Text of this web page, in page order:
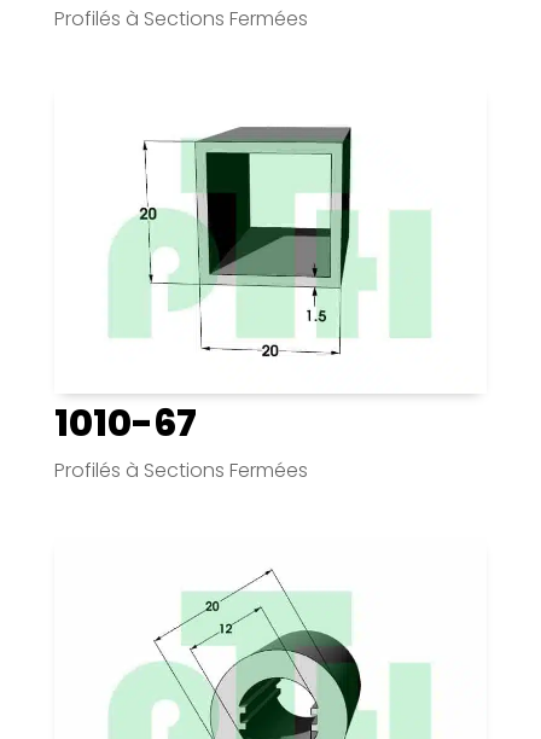
Profilés à Sections Fermées
1010-67
Profilés à Sections Fermées